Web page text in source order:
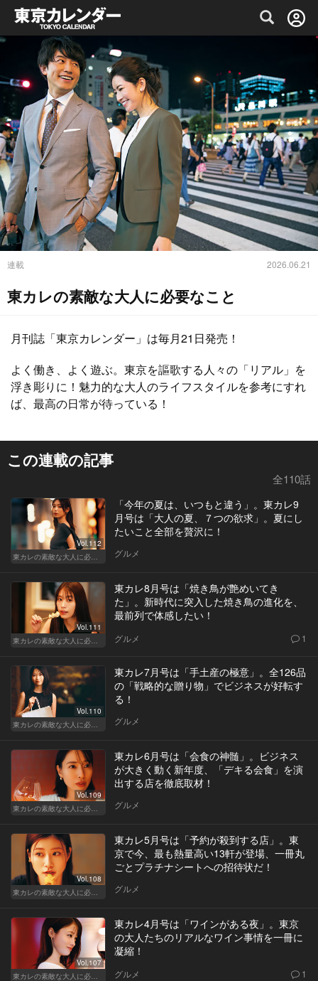
グルメ情報・プレミアムレストラン予約
連載 2026.06.21
東カレの素敵な大人に必要なこと
月刊誌「東京カレンダー」は毎月21日発売！
よく働き、よく遊ぶ。東京を謳歌する人々の「リアル」を
浮き彫りに！魅力的な大人のライフスタイルを参考にすれ
ば、最高の日常が待っている！
この連載の記事
全110話
Vol.112
東カレの素敵な大人に必要なこと
「今年の夏は、いつもと違う」。東カレ9
月号は「大人の夏、７つの欲求」。夏にし
たいこと全部を贅沢に！
グルメ
Vol.111
東カレの素敵な大人に必要なこと
東カレ8月号は「焼き鳥が艶めいてき
た」。新時代に突入した焼き鳥の進化を、
最前列で体感したい！
グルメ 1
Vol.110
東カレの素敵な大人に必要なこと
東カレ7月号は「手土産の極意」。全126品
の「戦略的な贈り物」でビジネスが好転す
る！
グルメ
Vol.109
東カレ6月号は「会食の神髄」。ビジネス
が大きく動く新年度、「デキる会食」を演
出する店を徹底取材！
グルメ
Vol.108
東カレ5月号は「予約が殺到する店」。東
京で今、最も熱量高い13軒が登場、一冊丸
ごとプラチナシートへの招待状だ！
グルメ
Vol.107
東カレ4月号は「ワインがある夜」。東京
の大人たちのリアルなワイン事情を一冊に
凝縮！
グルメ 1